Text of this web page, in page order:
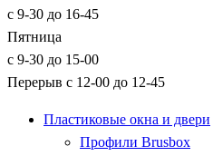
с 9-30 до 16-45
Пятница
с 9-30 до 15-00
Перерыв с 12-00 до 12-45
Пластиковые окна и двери
Профили Brusbox